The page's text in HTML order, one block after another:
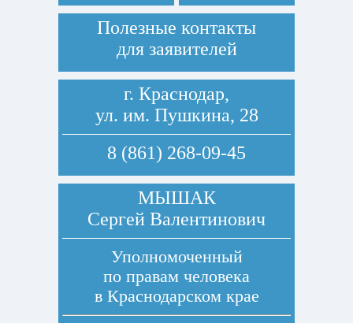
Полезные контакты
для заявителей
г. Краснодар,
ул. им. Пушкина, 28
8 (861) 268-09-45
МЫШАК
Сергей Валентинович
Уполномоченный
по правам человека
в Краснодарском крае